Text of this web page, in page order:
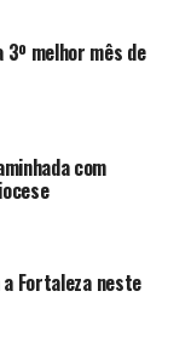
melhor mês de
com
a Fortaleza neste